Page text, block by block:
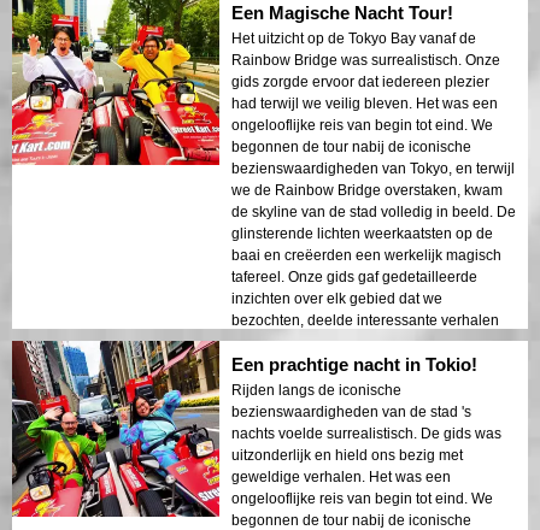
blijvende indruk achterliet. Deze tour is
ideaal voor bezoekers die voor het eerst
komen en een mix van avontuur en
sightseeing willen. Het contrast tussen de
moderne structuren van Tokyo en de
historische gebieden werd prachtig
weergegeven in de nachtverlichting. Ik zou
deze tour ten zeerste aanbevelen aan
iedereen!
Een Magische Nacht Tour!
Het uitzicht op de Tokyo Bay vanaf de
Rainbow Bridge was surrealistisch. Onze
gids zorgde ervoor dat iedereen plezier
had terwijl we veilig bleven. Het was een
ongelooflijke reis van begin tot eind. We
begonnen de tour nabij de iconische
bezienswaardigheden van Tokyo, en terwijl
we de Rainbow Bridge overstaken, kwam
de skyline van de stad volledig in beeld. De
glinsterende lichten weerkaatsten op de
baai en creëerden een werkelijk magisch
tafereel. Onze gids gaf gedetailleerde
inzichten over elk gebied dat we
bezochten, deelde interessante verhalen
en zorgde ervoor dat iedereen zich veilig
en comfortabel voelde. De sfeer 's nachts
was kalm maar opwindend, en ik was
verbaasd over het contrast tussen moderne
wolkenkrabbers en historische architectuur.
Deze tour is een perfecte combinatie van
avontuur en educatie, en biedt reizigers
een unieke kijk op de schoonheid van
Tokyo na donker.
Een prachtige nacht in Tokio!
Rijden langs de iconische
bezienswaardigheden van de stad 's
nachts voelde surrealistisch. De gids was
uitzonderlijk en hield ons bezig met
geweldige verhalen. Het was een
ongelooflijke reis van begin tot eind. We
begonnen de tour nabij de iconische